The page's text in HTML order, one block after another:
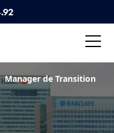
Manager de Transition